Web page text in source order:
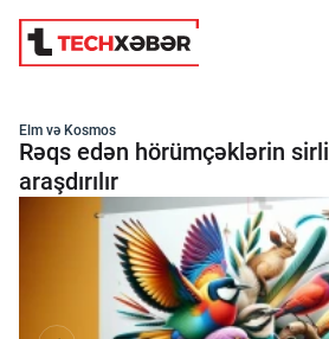
Süni İntellekt
Elm və Kosmos
Texnoloji İnkişaf
Elm və Kosmos
Rəqs edən hörümçəklərin
araşdırılır